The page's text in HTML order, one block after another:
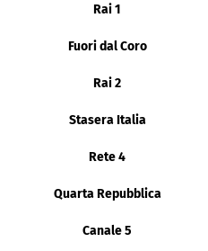
Rai 1
Fuori dal Coro
Rai 2
Stasera Italia
Rete 4
Quarta Repubblica
Canale 5